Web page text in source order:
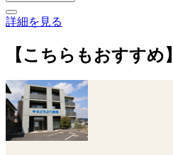
詳細を見る
【こちらもおすすめ】